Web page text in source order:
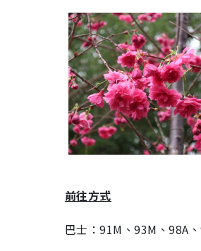
前往方式
巴士：91M、93M、98A